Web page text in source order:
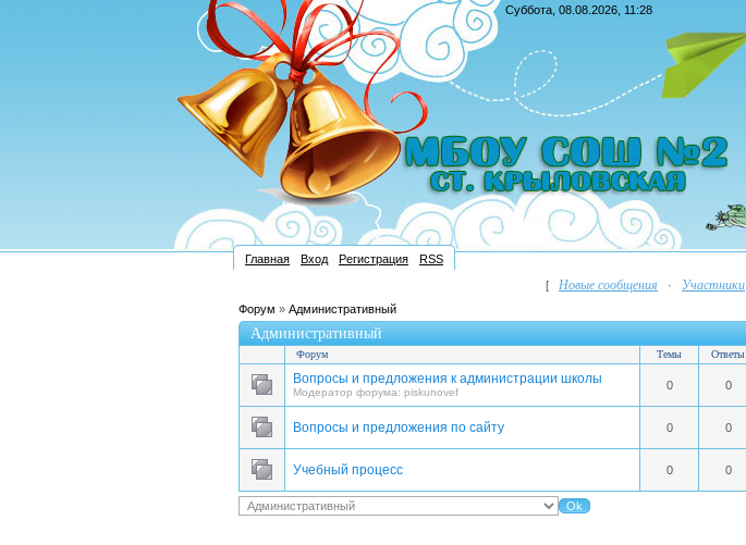
Суббота, 08.08.2026, 11:28
Главная Вход Регистрация
RSS
[
Новые сообщения · Участники
Форум » Административный
Административный
Форум Темы Ответы
Вопросы и предложения к администрации школы
Модератор форума: piskunovef
0 0
Вопросы и предложения по сайту 0 0
Учебный процесс 0 0